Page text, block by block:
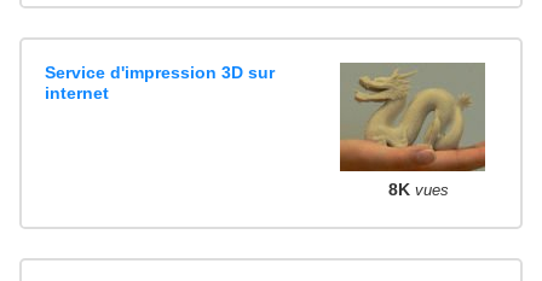
Service d'impression 3D sur
internet
8K vues